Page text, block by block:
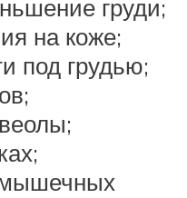
груди;
на коже;
под грудью;